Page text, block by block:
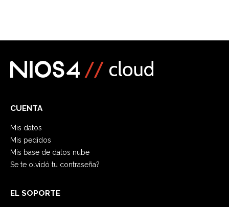
CUENTA
Mis datos
Mis pedidos
Mis base de datos nube
Se te olvidó tu contraseña?
EL SOPORTE